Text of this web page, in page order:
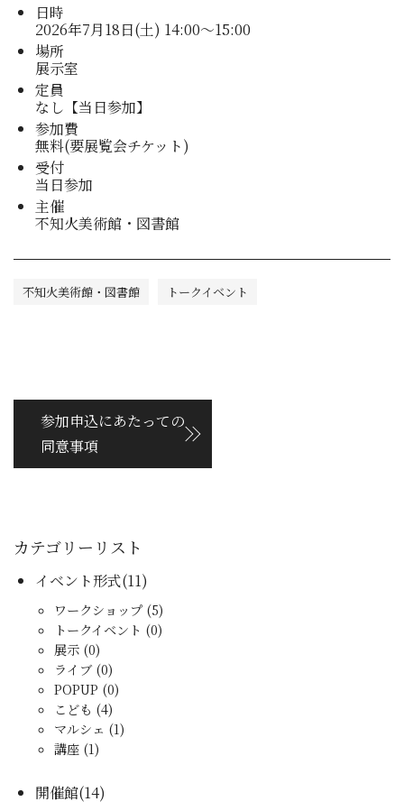
日時
2026年7月18日(土) 14:00～15:00
場所
展示室
定員
なし【当日参加】
参加費
無料(要展覧会チケット)
受付
当日参加
主催
不知火美術館・図書館
不知火美術館・図書館 トークイベント
参加申込にあたっての
同意事項
カテゴリーリスト
イベント形式(11)
ワークショップ (5)
トークイベント (0)
展示 (0)
ライブ (0)
POPUP (0)
こども (4)
マルシェ (1)
講座 (1)
開催館(14)